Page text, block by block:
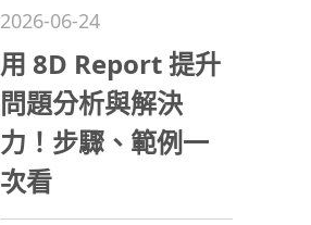
2026-06-24
用 8D Report 提升
問題分析與解決
力！步驟、範例一
次看